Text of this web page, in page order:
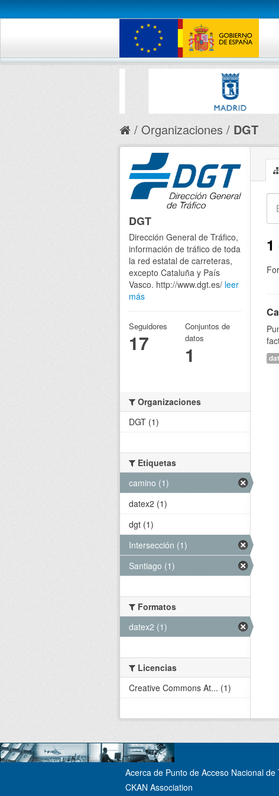
Organizaciones DGT
DGT
Dirección General de Tráfico,
información de tráfico de toda
la red estatal de carreteras,
excepto Cataluña y País
Vasco. http://www.dgt.es/ leer
más
Seguidores
17
Conjuntos de
datos
1
Organizaciones
DGT (1)
Etiquetas
camino (1)
datex2 (1)
dgt (1)
Intersección (1)
Santiago (1)
Formatos
datex2 (1)
Licencias
Creative Commons At... (1)
Acerca de Punto de Acceso Nacional de
CKAN Association